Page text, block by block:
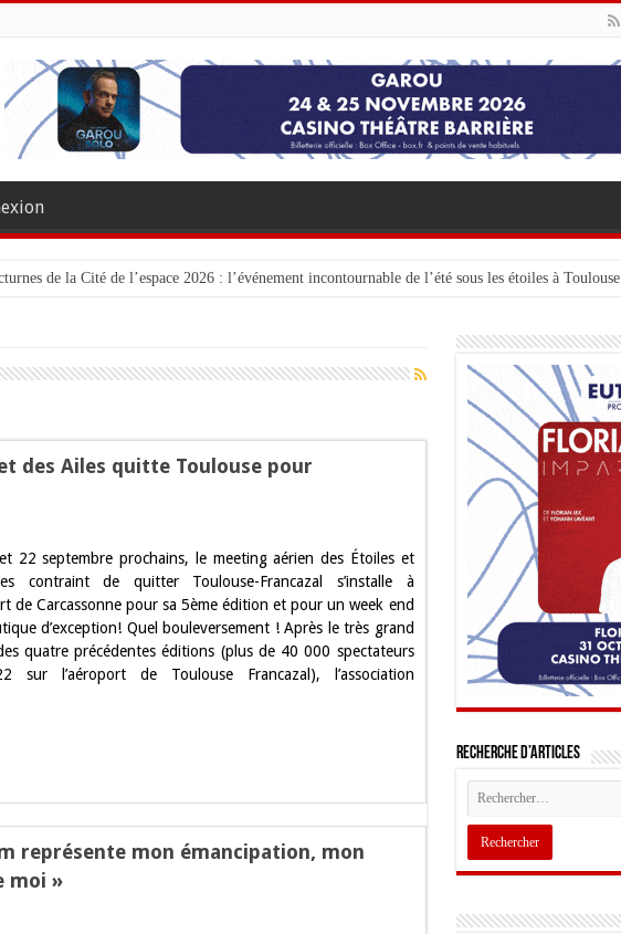
de la Cité de l’espace 2026 : l’événement incontournable de l’été sous les étoiles à Toulouse
des Ailes quitte Toulouse pour
22 septembre prochains, le meeting aérien des Étoiles et
contraint de quitter Toulouse-Francazal s’installe à
de Carcassonne pour sa 5ème édition et pour un week end
d’exception! Quel bouleversement ! Après le très grand
quatre précédentes éditions (plus de 40 000 spectateurs
sur l’aéroport de Toulouse Francazal), l’association
représente mon émancipation, mon
moi »
Recherche d’articles